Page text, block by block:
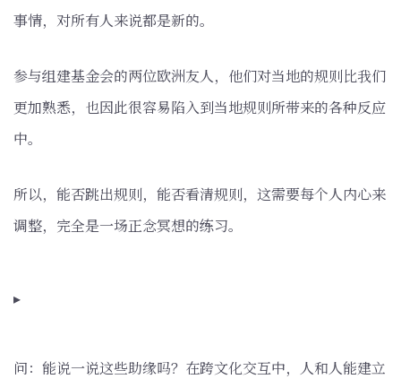
事情，对所有人来说都是新的。
参与组建基金会的两位欧洲友人，他们对当地的规则比我们
更加熟悉，也因此很容易陷入到当地规则所带来的各种反应
中。
所以，能否跳出规则，能否看清规则，这需要每个人内心来
调整，完全是一场正念冥想的练习。
▸
问：能说一说这些助缘吗？在跨文化交互中，人和人能建立